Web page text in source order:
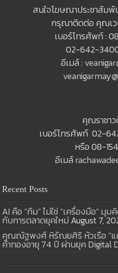
สนใจโฆษณาประชาสัม
กรุณาติดต่อ คุณเ
เบอร์โทรศัพท์ :
02-642-
อีเมล์ :
คุณราชา
เบอร์โทรศัพท์ 02-
หรือ 08-
อีเมล์
Recent Posts
AI คือ “ทีม” ไม่ใช่ “เครื่องมือ” มุ
กับการตลาดยุคใหม่ August 7,
คุณณัฐพงศ์ หิรัณยศิริ หัวเรือ “แ
ค้าทองอายุ 74 ปี ผ่านยุค Digital